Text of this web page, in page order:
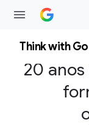
Think with
20 anos